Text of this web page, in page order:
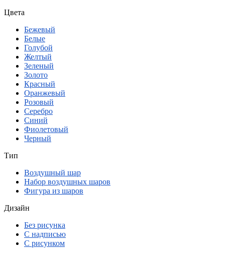
Цвета
Бежевый
Белые
Голубой
Желтый
Зеленый
Золото
Красный
Оранжевый
Розовый
Серебро
Синий
Фиолетовый
Черный
Тип
Воздушный шар
Набор воздушных шаров
Фигура из шаров
Дизайн
Без рисунка
С надписью
С рисунком